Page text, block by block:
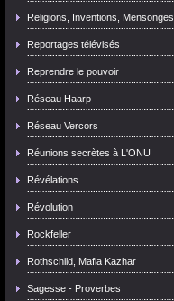
Religions, Inventions, Mensonges
Reportages télévisés
Reprendre le pouvoir
Réseau Haarp
Réseau Vercors
Réunions secrètes à L'ONU
Révélations
Révolution
Rockfeller
Rothschild, Mafia Kazhar
Sagesse - Proverbes